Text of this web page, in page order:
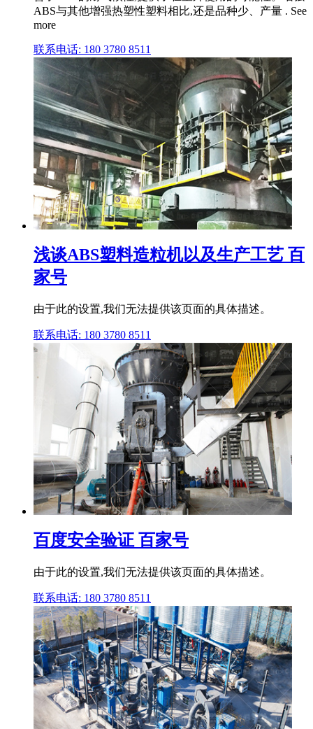
ABS与其他增强热塑性塑料相比,还是品种少、产量 . See
more
联系电话: 180 3780 8511
浅谈ABS塑料造粒机以及生产工艺 百
家号
由于此的设置,我们无法提供该页面的具体描述。
联系电话: 180 3780 8511
百度安全验证 百家号
由于此的设置,我们无法提供该页面的具体描述。
联系电话: 180 3780 8511